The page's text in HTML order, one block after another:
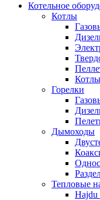
Котельное
Котлы
Горелки
Дымоходы
Тепловые